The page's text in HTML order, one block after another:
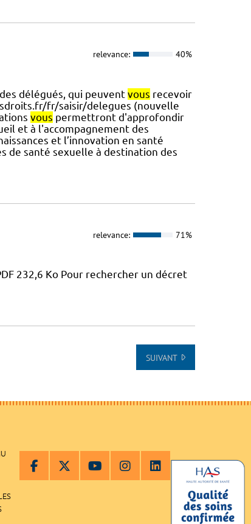
relevance: 40%
délégués, qui peuvent vous recevoir
fr/saisir/delegues (nouvelle
vous permettront d'approfondir
et à l'accompagnement des
et l’innovation en santé
de santé sexuelle à destination des
relevance: 71%
232,6 Ko Pour rechercher un décret
SUIVANT